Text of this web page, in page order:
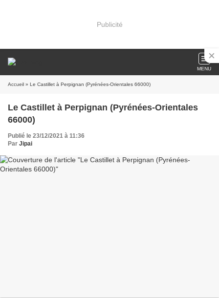
Publicité
MENU
Accueil » Le Castillet à Perpignan (Pyrénées-Orientales 66000)
Le Castillet à Perpignan (Pyrénées-Orientales
66000)
Publié le 23/12/2021 à 11:36
Par Jipai